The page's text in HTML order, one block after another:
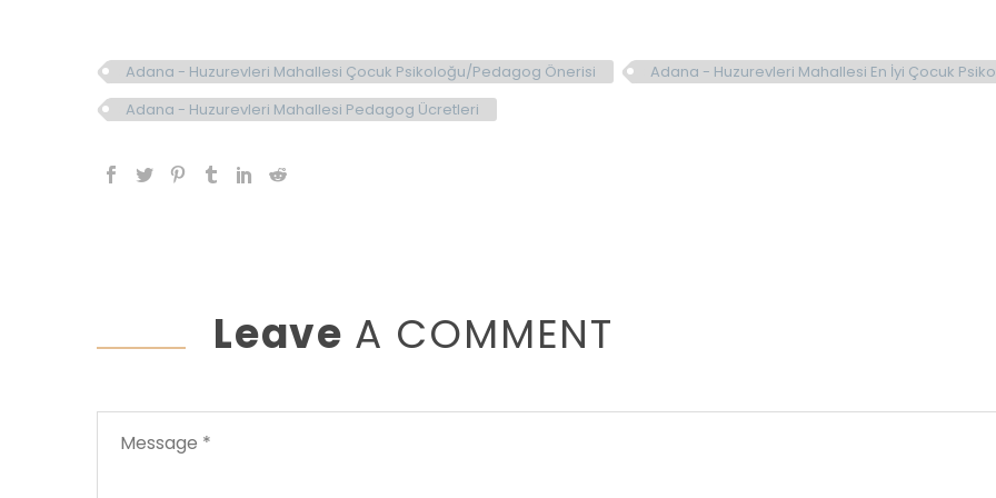
Adana - Huzurevleri Mahallesi Çocuk Psikoloğu/Pedagog Önerisi
Adana - Huzurevleri Mahallesi En İyi Çocuk
Adana - Huzurevleri Mahallesi Pedagog Ücretleri
Leave A COMMENT